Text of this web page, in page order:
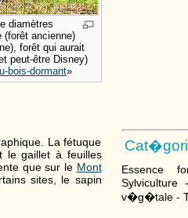
Essence
Sylviculture
v�g�tale -
diamètres
(forêt ancienne)
forêt qui aurait
peut-être Disney)
bois-dormant»
La fétuque
le gaillet à feuilles
que sur le Mont
sites, le sapin